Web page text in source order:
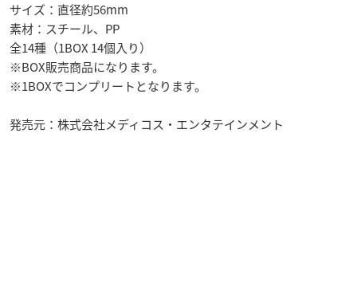
サイズ：直径約56mm
素材：スチール、PP
全14種（1BOX 14個入り）
※BOX販売商品になります。
※1BOXでコンプリートとなります。
発売元：株式会社メディコス・エンタテインメント